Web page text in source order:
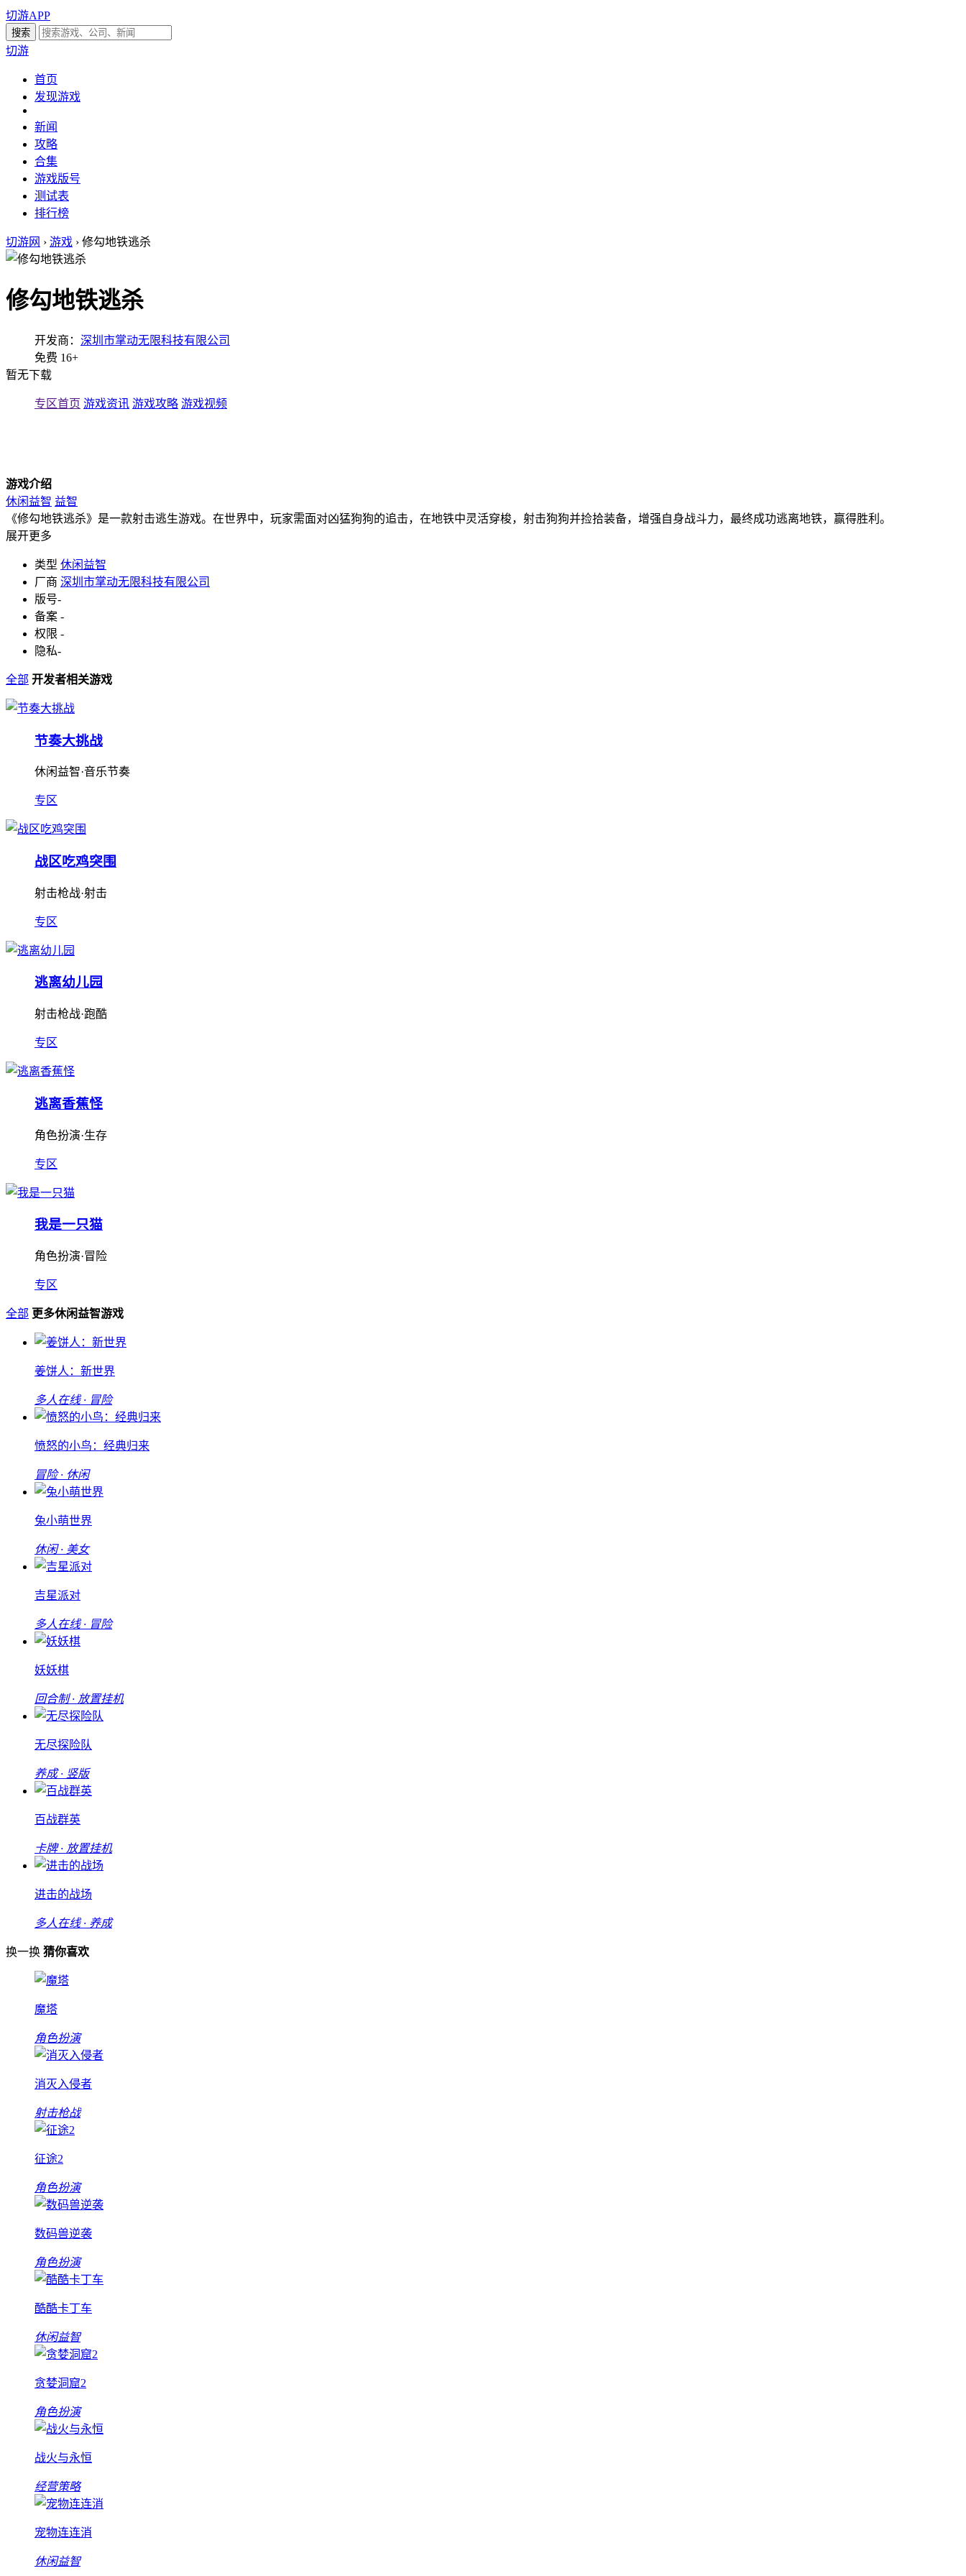
切游APP
切游
首页
发现游戏
新闻
攻略
合集
游戏版号
测试表
排行榜
切游网 › 游戏 › 修勾地铁逃杀
修勾地铁逃杀
开发商： 深圳市掌动无限科技有限公司
免费 16+
暂无下载
专区首页 游戏资讯 游戏攻略 游戏视频
游戏介绍
休闲益智 益智
《修勾地铁逃杀》是一款射击逃生游戏。在世界中，玩家需面对凶猛狗狗的追击，在地铁中灵活穿梭，射击狗狗并捡拾装备，增强自身战斗力，最终成功逃离地铁，赢得胜利。
展开更多
类型 休闲益智
厂商 深圳市掌动无限科技有限公司
版号-
备案 -
权限 -
隐私-
全部 开发者相关游戏
节奏大挑战
休闲益智·音乐节奏
专区
战区吃鸡突围
射击枪战·射击
专区
逃离幼儿园
射击枪战·跑酷
专区
逃离香蕉怪
角色扮演·生存
专区
我是一只猫
角色扮演·冒险
专区
全部 更多休闲益智游戏
姜饼人：新世界
多人在线 · 冒险
愤怒的小鸟：经典归来
冒险 · 休闲
兔小萌世界
休闲 · 美女
吉星派对
多人在线 · 冒险
妖妖棋
回合制 · 放置挂机
无尽探险队
养成 · 竖版
百战群英
卡牌 · 放置挂机
进击的战场
多人在线 · 养成
换一换 猜你喜欢
魔塔
角色扮演
消灭入侵者
射击枪战
征途2
角色扮演
数码兽逆袭
角色扮演
酷酷卡丁车
休闲益智
贪婪洞窟2
角色扮演
战火与永恒
经营策略
宠物连连消
休闲益智